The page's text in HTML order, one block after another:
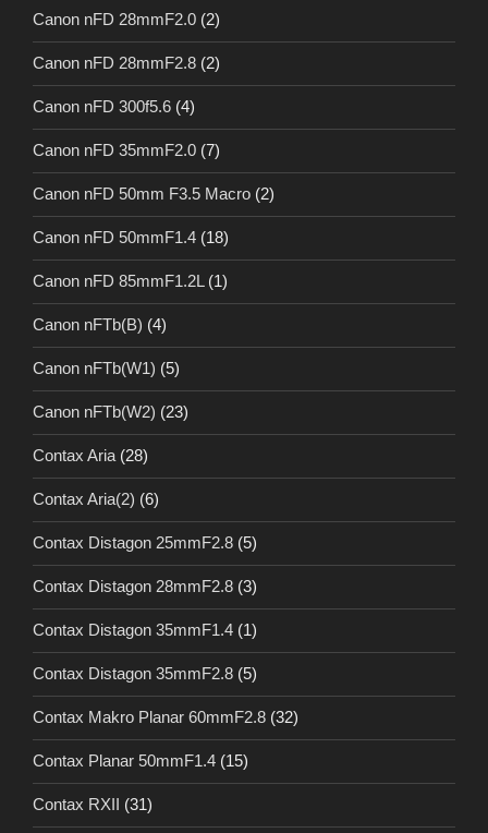
Canon nFD 28mmF2.0 (2)
Canon nFD 28mmF2.8 (2)
Canon nFD 300f5.6 (4)
Canon nFD 35mmF2.0 (7)
Canon nFD 50mm F3.5 Macro (2)
Canon nFD 50mmF1.4 (18)
Canon nFD 85mmF1.2L(1)
Canon nFTb(B) (4)
Canon nFTb(W1) (5)
Canon nFTb(W2) (23)
Contax Aria(28)
Contax Aria(2) (6)
Contax Distagon 25mmF2.8 (5)
Contax Distagon 28mmF2.8 (3)
Contax Distagon 35mmF1.4 (1)
Contax Distagon 35mmF2.8 (5)
Contax Makro Planar 60mmF2.8 (32)
Contax Planar 50mmF1.4 (15)
Contax RXII (31)